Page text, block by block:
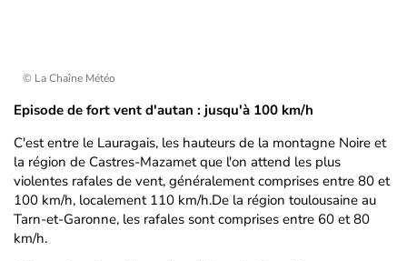
© La Chaîne Météo
Episode de fort vent d'autan : jusqu'à 100 km/h
C'est entre le Lauragais, les hauteurs de la montagne Noire et
la région de Castres-Mazamet que l'on attend les plus
violentes rafales de vent, généralement comprises entre 80 et
100 km/h, localement 110 km/h.De la région toulousaine au
Tarn-et-Garonne, les rafales sont comprises entre 60 et 80
km/h.